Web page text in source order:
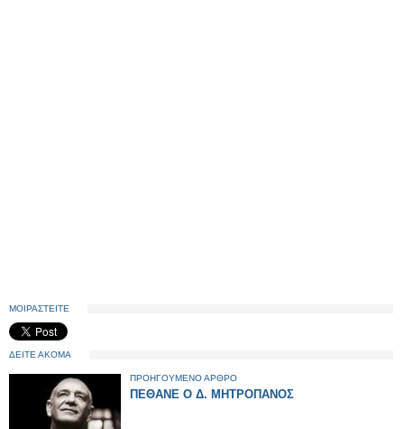
ΜΟΙΡΑΣΤΕΙΤΕ
ΔΕΙΤΕ ΑΚΟΜΑ
ΠΡΟΗΓΟΥΜΕΝΟ ΑΡΘΡΟ
ΠΕΘΑΝΕ Ο Δ. ΜΗΤΡΟΠΑΝΟΣ